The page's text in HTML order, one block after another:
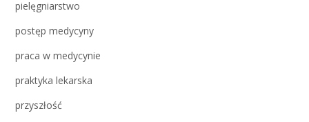
pielęgniarstwo
postęp medycyny
praca w medycynie
praktyka lekarska
przyszłość